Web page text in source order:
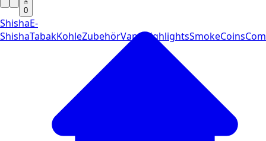
0
ShishaE-
ShishaTabakKohleZubehörVapeHighlightsSmokeCoins